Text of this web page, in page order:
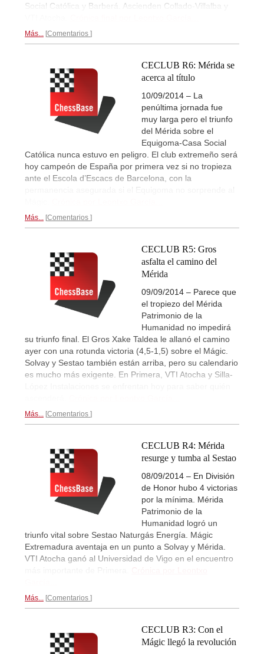
Social Católica y Barberá. Ascienden Collado-Villalba y
Más... Comentarios
CECLUB R6: Mérida se
acerca al título
10/09/2014 – La
penúltima jornada fue
muy larga pero el triunfo
del Mérida sobre el
Equigoma-Casa Social
Católica nunca estuvo en peligro. El club extremeño será
hoy campeón de España por primera vez si no tropieza
ante el Escola d’Escacs de Barcelona, con la
permanencia asegurada si el Equigoma no sorprende al
Más... Comentarios
CECLUB R5: Gros
asfalta el camino del
Mérida
09/09/2014 – Parece que
el tropiezo del Mérida
Patrimonio de la
Humanidad no impedirá
su triunfo final. El Gros Xake Taldea le allanó el camino
ayer con una rotunda victoria (4,5-1,5) sobre el Mágic.
Solvay y Sestao también están arriba, pero su calendario
es mucho más exigente. En Primera, VTI Atocha y Silla-
Más... Comentarios
CECLUB R4: Mérida
resurge y tumba al Sestao
08/09/2014 – En División
de Honor hubo 4 victorias
por la mínima. Mérida
Patrimonio de la
Humanidad logró un
triunfo vital sobre Sestao Naturgás Energía. Mágic
Extremadura aventaja en un punto a Solvay y Mérida.
VTI Atocha ganó al Universidad de Vigo en el encuentro
más importante de Primera.
Crónica por Leontxo
Más... Comentarios
CECLUB R3: Con el
Mágic llegó la revolución